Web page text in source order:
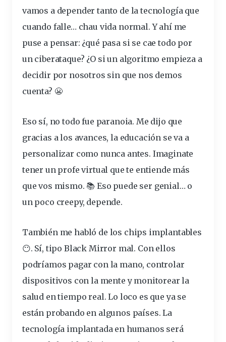
vamos a depender tanto de la tecnología que
cuando falle… chau vida normal. Y ahí me
puse a pensar: ¿qué pasa si se cae todo por
un ciberataque? ¿O si un algoritmo empieza a
decidir por nosotros sin que nos demos
cuenta? 😬
Eso sí, no todo fue paranoia. Me dijo que
gracias a los avances,la educación se va a
personalizar como nunca antes. Imaginate
tener un profe virtual que te entiende más
quevos mismo. 📚 Eso puede ser genial… o
un poco creepy, depende.
También me habló de los chips implantables
😶. Sí, tipo Black Mirror mal. Con ellos
podríamos pagar con la mano, controlar
dispositivos con la mente y monitorear la
salud en tiempo real. Lo loco es que ya se
están probando en algunos países.La
tecnología implantada en humanos será